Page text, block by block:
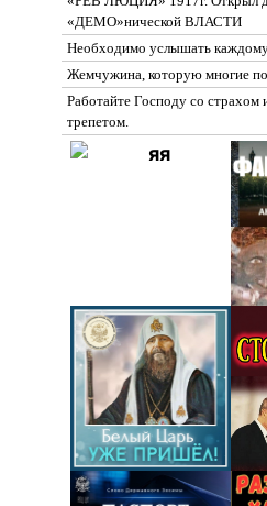
«ДЕМО»нической ВЛАСТИ
Необходимо услышать
Жемчужина, которую многие
Работайте Господу со страхом
трепетом.